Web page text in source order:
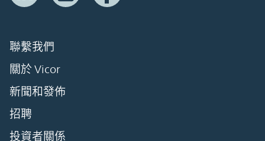
聯繫我們
關於 Vicor
新聞和發佈
招聘
投資者關係